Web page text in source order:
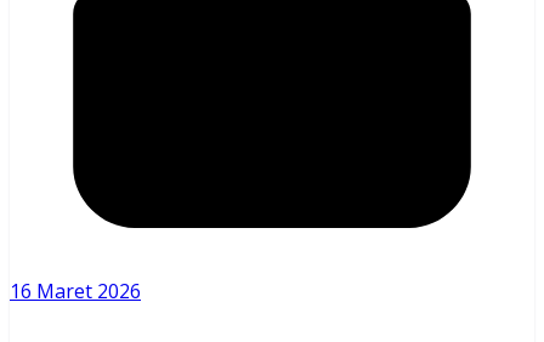
16 Maret 2026